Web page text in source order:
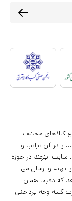
کالاهای مختلف
را در آن بیابید و
سایت اینچند در حوزه
تهیه و ارسال می
که دقیقا همان
کلیه وجه پرداختی